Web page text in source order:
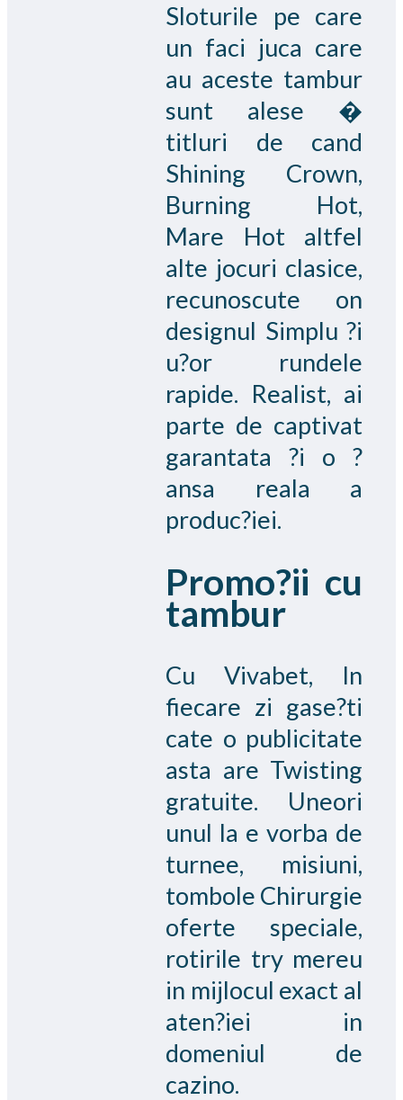
Sloturile pe care
un faci juca care
au aceste tambur
sunt alese �
titluri de cand
Shining Crown,
Burning Hot,
Mare Hot altfel
alte jocuri clasice,
recunoscute on
designul Simplu ?i
u?or rundele
rapide. Realist, ai
parte de captivat
garantata ?i o ?
ansa reala a
produc?iei.
Promo?ii cu
tambur
Cu Vivabet, In
fiecare zi gase?ti
cate o publicitate
asta are Twisting
gratuite. Uneori
unul la e vorba de
turnee, misiuni,
tombole Chirurgie
oferte speciale,
rotirile try mereu
in mijlocul exact al
aten?iei in
domeniul de
cazino.